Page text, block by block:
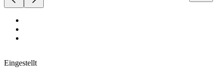
Eingestellt